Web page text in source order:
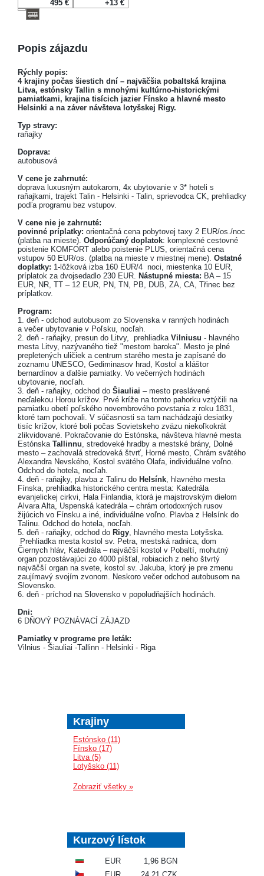
495 €
+13 €
Popis zájazdu
Rýchly popis:
4 krajiny počas šiestich dní – najväčšia pobaltská krajina
Litva, estónsky Tallin s mnohými kultúrno-historickými
pamiatkami, krajina tisícich jazier Fínsko a hlavné mesto
Helsinki a na záver návšteva lotyšskej Rigy.
Typ stravy:
raňajky
Doprava:
autobusová
V cene je zahrnuté:
doprava luxusným autokarom, 4x ubytovanie v 3* hoteli s
raňajkami, trajekt Talin - Helsinki - Talin, sprievodca CK, prehliadky
podľa programu bez vstupov.
V cene nie je zahrnuté:
povinné príplatky: orientačná cena pobytovej taxy 2 EUR/os./noc
(platba na mieste). Odporúčaný doplatok: komplexné cestovné
poistenie KOMFORT alebo poistenie PLUS, orientačná cena
vstupov 50 EUR/os. (platba na mieste v miestnej mene). Ostatné
doplatky: 1-lôžková izba 160 EUR/4 noci, miestenka 10 EUR,
príplatok za dvojsedadlo 230 EUR. Nástupné miesta: BA – 15
EUR, NR, TT – 12 EUR, PN, TN, PB, DUB, ZA, CA, Třinec bez
príplatkov.
Program:
1. deň - odchod autobusom zo Slovenska v ranných hodinách
a večer ubytovanie v Poľsku, nocľah.
2. deň - raňajky, presun do Litvy, prehliadkaVilniusu - hlavného
mesta Litvy, nazývaného tiež "mestom baroka". Mesto je plné
prepletených uličiek a centrum starého mesta je zapísané do
zoznamu UNESCO, Gediminasov hrad, Kostol a kláštor
bernardínov a ďalšie pamiatky. Vo večerných hodinách
ubytovanie, nocľah.
3. deň - raňajky, odchod do Šiauliai – mesto preslávené
neďalekou Horou krížov. Prvé kríže na tomto pahorku vztýčili na
pamiatku obetí poľského novembrového povstania z roku 1831,
ktoré tam pochovali. V súčasnosti sa tam nachádzajú desiatky
tisíc krížov, ktoré boli počas Sovietskeho zväzu niekoľkokrát
zlikvidované. Pokračovanie do Estónska, návšteva hlavné mesta
Estónska Tallinnu, stredoveké hradby a mestské brány, Dolné
mesto – zachovalá stredoveká štvrť, Horné mesto, Chrám svätého
Alexandra Nevského, Kostol svätého Olafa, individuálne voľno.
Odchod do hotela, nocľah.
4. deň - raňajky, plavba z Talinu do Helsínk, hlavného mesta
Fínska, prehliadka historického centra mesta: Katedrála
evanjelickej cirkvi, Hala Finlandia, ktorá je majstrovským dielom
Alvara Alta, Uspenská katedrála – chrám ortodoxných rusov
žijúcich vo Fínsku a iné, individuálne voľno. Plavba z Helsínk do
Talinu. Odchod do hotela, nocľah.
5. deň - raňajky, odchod do Rigy, hlavného mesta Lotyšska.
Prehliadka mesta kostol sv. Petra, mestská radnica, dom
Čiernych hláv, Katedrála – najväčší kostol v Pobaltí, mohutný
organ pozostávajúci zo 4000 píšťal, robiacich z neho štvrtý
najväčší organ na svete, kostol sv. Jakuba, ktorý je pre zmenu
zaujímavý svojím zvonom. Neskoro večer odchod autobusom na
Slovensko.
6. deň - príchod na Slovensko v popoludňajších hodinách.
Dni:
6 DŇOVÝ POZNÁVACÍ ZÁJAZD
Pamiatky v programe pre leták:
Vilnius - Šiauliai -Tallinn - Helsinki - Riga
Krajiny
Estónsko (11)
Fínsko (17)
Litva (5)
Lotyšsko (11)
Zobraziť všetky »
Kurzový lístok
EUR
1,96 BGN